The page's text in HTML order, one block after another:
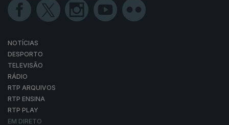
NOTÍCIAS
DESPORTO
TELEVISÃO
RÁDIO
RTP ARQUIVOS
RTP ENSINA
RTP PLAY
EM DIRETO